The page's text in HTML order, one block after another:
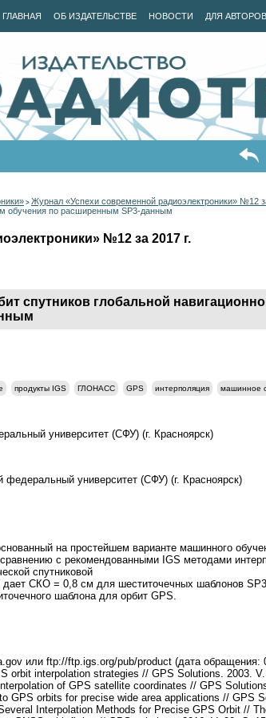
ГЛАВНАЯ ОБ ИЗДАТЕЛЬСТВЕ НОВОСТИ ДЛЯ АВТОРОВ
> Журнал «Успехи современной радиоэлектроники» №12
обучения по расширенным SP3-данным
№12 за 2017 г.
спутников глобальной
продукты IGS ГЛОНАСС GPS интерполяция машинное
университет (СФУ) (г. Красноярск)
университет (СФУ) (г. Красноярск)
на простейшем варианте машинного
с рекомендованными IGS методами
спутниковой
СКО = 0,8 см для шеститочечных шаблонов
шаблона для орбит GPS.
или ftp://ftp.igs.org/pub/product (дата обращения:
orbit interpolation strategies // GPS Solutions. 2003.
of GPS satellite coordinates // GPS
GPS orbits for precise wide area applications // GPS
Interpolation Methods for Precise GPS Orbit //